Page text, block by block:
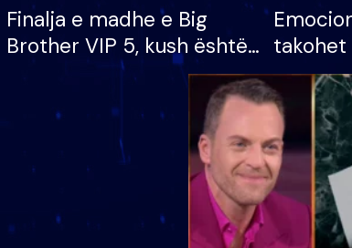
Finalja e madhe e Big
Brother VIP 5, kush është
banori i parë që lë shtëpinë
dhe humb mundësinë për
të fituar çmimin e madh
vajzën
S’kemi
apo jo?